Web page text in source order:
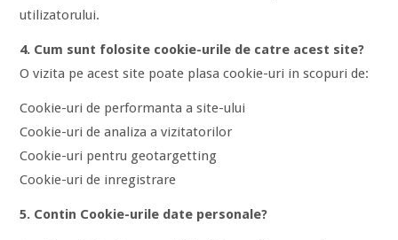
utilizatorului.
4. Cum sunt folosite cookie-urile de catre acest site?
O vizita pe acest site poate plasa cookie-uri in scopuri de:
Cookie-uri de performanta a site-ului
Cookie-uri de analiza a vizitatorilor
Cookie-uri pentru geotargetting
Cookie-uri de inregistrare
5. Contin Cookie-urile date personale?